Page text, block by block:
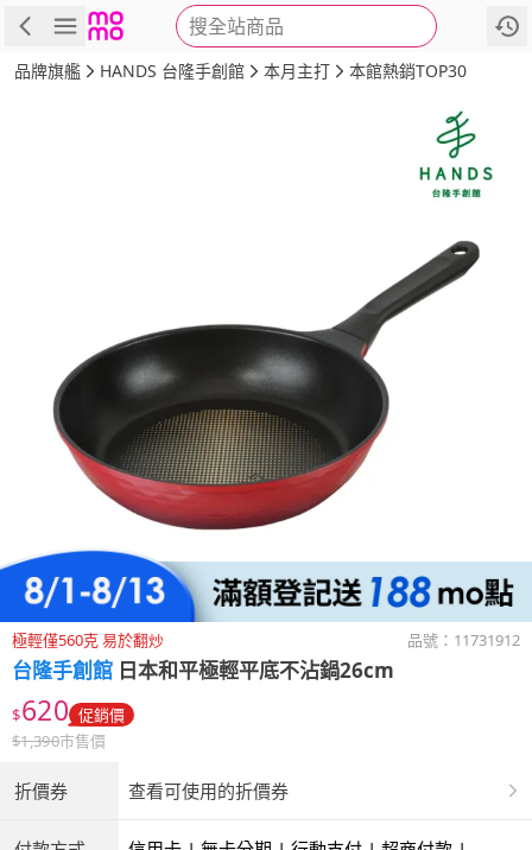
搜全站商品
商品 評價 詳情
品牌旗艦 HANDS 台隆手創館 本月主打 本館熱銷TOP30
極輕僅560克 易於翻炒 品號： 11731912
台隆手創館 日本和平極輕平底不沾鍋26cm
$620 促銷價
$1,390市售價
折價券 查看可使用的折價券